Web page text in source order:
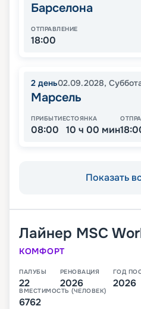
Барселона
ОТПРАВЛЕНИЕ
18:00
2 день02.09.2028,
Марсель
ПРИБЫТИЕ
08:00
СТОЯНКА
10 ч 00 мин
Показать
Лайнер MSC
КОМФОРТ
ПАЛУБЫ
22
РЕНОВАЦИЯ
2026
ГОД
2026
ВМЕСТИМОСТЬ (ЧЕЛОВЕК)
6762